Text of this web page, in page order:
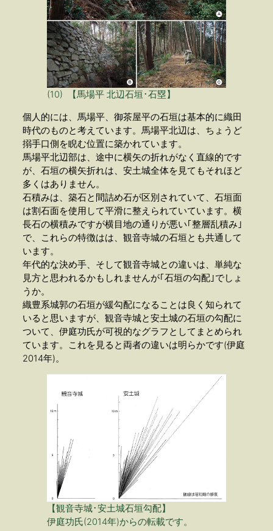
(10) 【馬場平 北辺石垣･石塁】
個人的には、馬場平、御茶屋平の石垣は基本的に織田
時代のものと考えています。馬場平北辺は、ちょうど
搦手口側を睨む位置に築かれています。
馬場平北辺部は、途中に横矢の折れがなく直線的です
が、石垣の横矢折れは、安土城全体を見てもそれほど
多くはありません。
石積みは、築石と間詰め石が区別されていて、石垣面
は割石面を使用して平滑に整えられていています。横
長石の横積みですが横目地の通りが悪い｢整層乱積み｣
で、これらの特徴はは、観音寺城の石垣とも共通して
います。
年代的な決め手、そして観音寺城との違いは、単純な
見方と思われるかもしれませんが｢石垣の勾配｣でしょ
うか。
織豊系城郭の石垣が緩勾配になることは良く知られて
いると思いますが、観音寺城と安土城の石垣の勾配に
ついて、伊庭功氏が可視的なグラフとしてまとめられ
ています。これを見ると両者の違いは明らかです(伊庭
2014年)。
【観音寺城･安土城石垣勾配】
伊庭功氏(2014年)からの転載です。